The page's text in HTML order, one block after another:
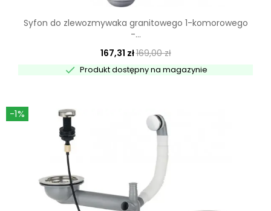
Syfon do zlewozmywaka granitowego 1-komorowego
-...
167,31 zł169,00 zł
 Produkt dostępny na magazynie
-1%